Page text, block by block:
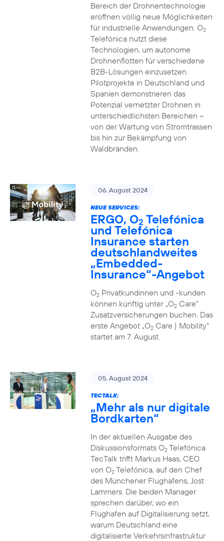
Bereich der Drohnentechnologie
eröffnen völlig neue Möglichkeiten
für industrielle Anwendungen. O2
Telefónica nutzt diese
Technologien, um autonome
Drohnenflotten für verschiedene
B2B-Lösungen einzusetzen.
Pilotprojekte in Deutschland und
Spanien demonstrieren das
Potenzial vernetzter Drohnen in
unterschiedlichsten Bereichen –
von der Wartung von Stromtrassen
bis hin zur Bekämpfung von
Waldbränden.
06. August 2024
NEUE SERVICES:
ERGO, O2 Telefónica
und Telefónica
Insurance starten
deutschlandweites
„Embedded-
Insurance“-Angebot
O2Privatkundinnen und -kunden
können künftig unter „O2Care“
Zusatzversicherungen buchen. Das
erste Angebot „O2Care | Mobility“
startet am 7. August.
05. August 2024
TECTALK:
„Mehr als nur digitale
Bordkarten“
In der aktuellen Ausgabe des
Diskussionsformats O2Telefónica
TecTalk trifft Markus Haas, CEO
von O2Telefónica, auf den Chef
des Münchener Flughafens, Jost
Lammers. Die beiden Manager
sprechen darüber, wo ein
Flughafen auf Digitalisierung setzt,
warum Deutschland eine
digitalisierte Verkehrsinfrastruktur